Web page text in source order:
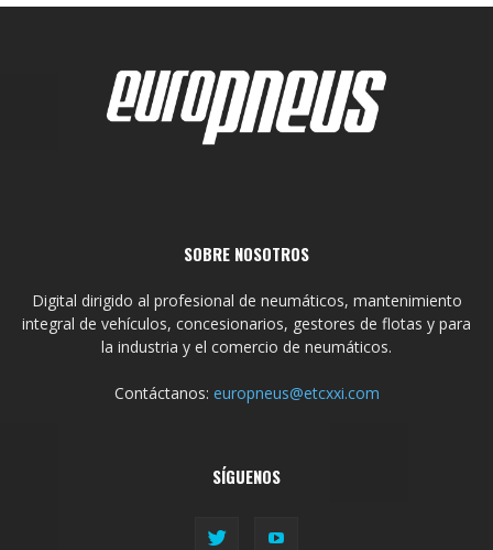
SOBRE NOSOTROS
Digital dirigido al profesional de neumáticos, mantenimiento
integral de vehículos, concesionarios, gestores de flotas y para
la industria y el comercio de neumáticos.
Contáctanos: europneus@etcxxi.com
SÍGUENOS